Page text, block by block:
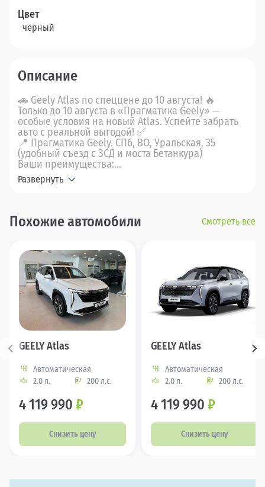
Цвет
черный
Описание
🚗 Geely Atlas по спеццене до 10 августа! 🔥
Только до 10 августа в «Прагматика Geely» —
особые условия на новый Atlas. Успейте забрать
авто с реальной выгодой! ✅
📍 Прагматика Geely. СПб, ВО, Уральская, 35
(удобный съезд с ЗСД и моста Бетанкура)
Ваши преимущества:...
Развернуть
Похожие автомобили Смотреть все
GEELY Atlas
Автоматическая
2.0 л.
200 л.с.
4 119 990 ₽
Снизить цену
GEELY Atlas
Автоматическая
2.0 л.
200 л.с.
4 119 990 ₽
Снизить цену